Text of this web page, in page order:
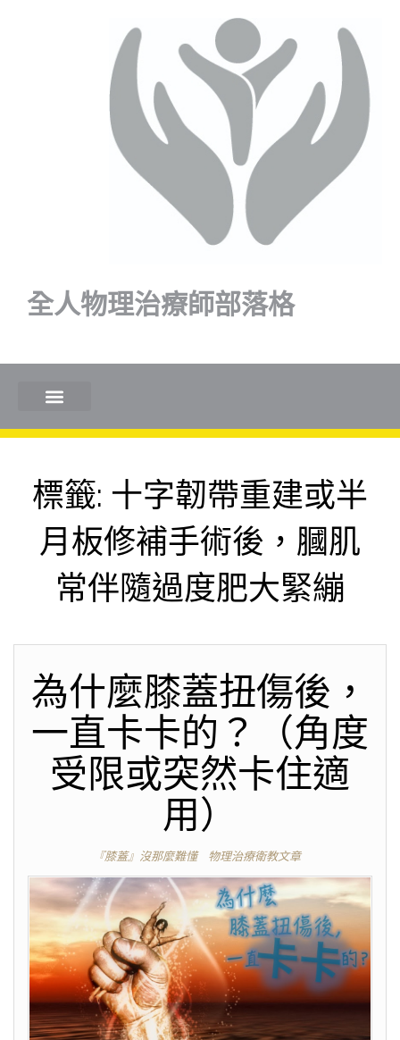
全人物理治療師部落格
標籤: 十字韌帶重建或半
月板修補手術後，膕肌
常伴隨過度肥大緊繃
為什麼膝蓋扭傷後，
一直卡卡的？（角度
受限或突然卡住適
用）
『膝蓋』沒那麼難懂 物理治療衛教文章